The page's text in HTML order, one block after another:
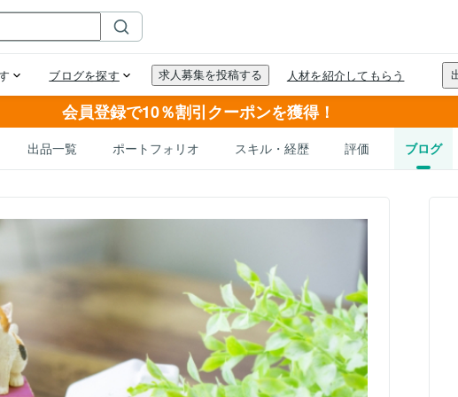
会員登録で10％割引クーポンを獲得！
出品一覧 ポートフォリオ スキル・経歴 評価 ブログ